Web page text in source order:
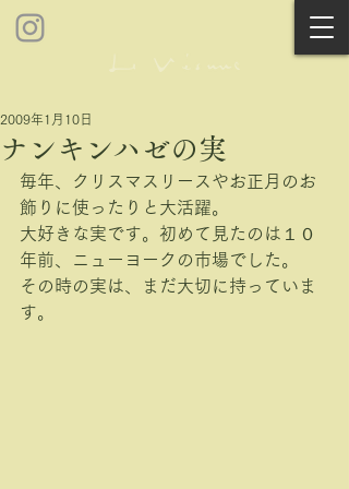
ナンキンハゼの実
2009年1月10日
毎年、クリスマスリースやお正月のお
飾りに使ったりと大活躍。
大好きな実です。初めて見たのは１０
年前、ニューヨークの市場でした。
その時の実は、まだ大切に持っていま
す。